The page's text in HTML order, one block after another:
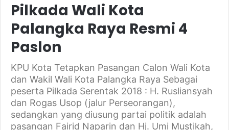
Pilkada Wali Kota
Palangka Raya Resmi 4
Paslon
KPU Kota Tetapkan Pasangan Calon Wali Kota
dan Wakil Wali Kota Palangka Raya Sebagai
peserta Pilkada Serentak 2018 : H. Rusliansyah
dan Rogas Usop (jalur Perseorangan),
sedangkan yang diusung partai politik adalah
pasangan Fairid Naparin dan Hj. Umi Mustikah,